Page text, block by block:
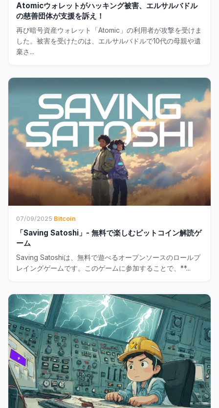
Atomicウォレットがハッキング被害、エルサルバドル
の慈善団体が支援を訴え！
再び暗号資産ウォレット「Atomic」の利用者が攻撃を受けま
した。被害を受けたのは、エルサルバドルで10代の母親や遺
棄さ...
07/09/2025·Bitcoin
「Saving Satoshi」- 無料で楽しむビットコイン解読ゲ
ーム
Saving Satoshiは、無料で遊べるオープンソースのロールプ
レイングゲームです。このゲームに参加することで、**...